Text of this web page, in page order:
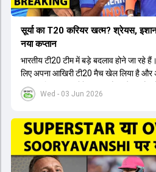
Wed - 03 Jun 2026
सूर्या का T20 करियर खत्म? श्रेयस,
नया कप्तान
भारतीय टी20 टीम में बड़े बदलाव होने जा रहे
लिए अपना आखिरी टी20 मैच खेल लिया है और
टीम का हिस्सा नहीं होंगे। आयरलैंड और इंग्लैंड
लिए नए कप्तान की तलाश जारी है। इस रेस
पटेल इस रेस में काफी पीछे हैं, जबकि संजू सैमसन
दौड़ से बाहर हैं। आगामी सीरीज के लिए वैभव
टीम में शामिल किया जाएगा, जबकि अभिषेक
होंगे। इसके अलावा नीतीश रेड्डी को बतौर